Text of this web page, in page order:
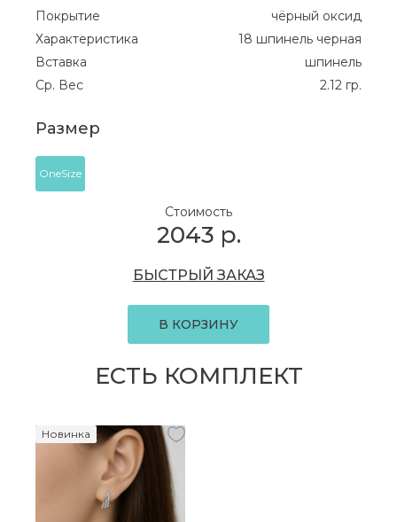
Покрытие
чёрный оксид
Характеристика
18 шпинель черная
Вставка
шпинель
Ср. Вес
2.12 гр.
Размер
OneSize
Стоимость
2043 р.
БЫСТРЫЙ ЗАКАЗ
В КОРЗИНУ
ЕСТЬ КОМПЛЕКТ
Новинка